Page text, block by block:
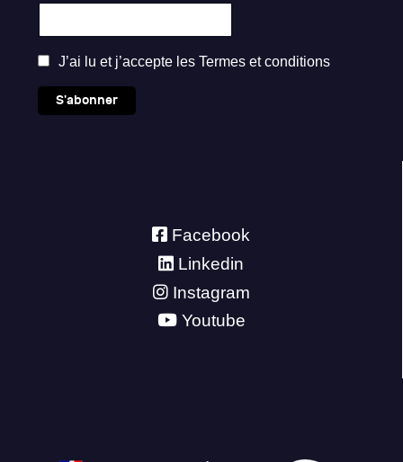
J’ai lu et j’accepte les Termes et conditions
S'abonner
Facebook
Linkedin
Instagram
Youtube